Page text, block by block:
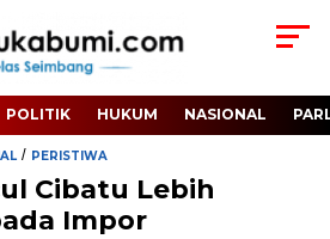
POLITIK HUKUM NASIONAL
/ PERISTIWA
Cibatu Lebih
Impor